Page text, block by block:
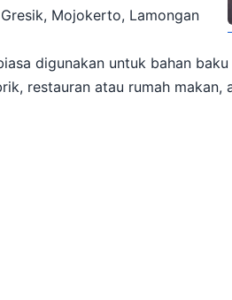
Mojokerto, Lamongan
digunakan untuk bahan
restauran atau rumah makan,